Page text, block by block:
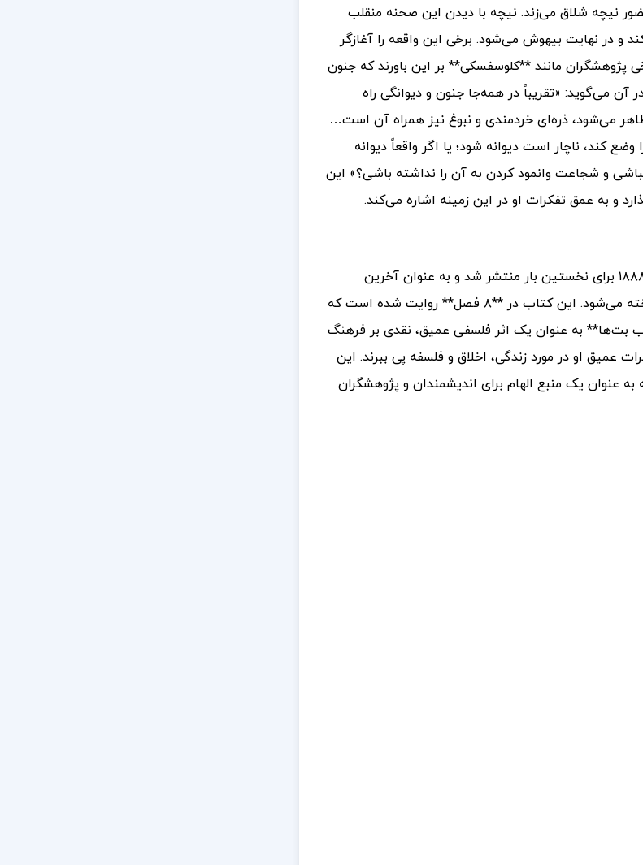
نیچه شلاق می‌زند. نیچه با دیدن این صحنه منقلب
در نهایت بیهوش می‌شود. برخی این واقعه را آغازگر
پژوهشگران مانند **کلوسفسکی** بر این باورند که جنون
می‌گوید: «تقریباً در همه‌جا جنون و دیوانگی راه
می‌شود، ذره‌ای خردمندی و نبوغ نیز همراه آن است…
کند، ناچار است دیوانه شود؛ یا اگر واقعاً دیوانه
و شجاعت وانمود کردن به آن را نداشته باشی؟» این
و به عمق تفکرات او در این زمینه اشاره می‌کند.
کتاب غروب بت‌ها (Twilight of the Idols) اثر فردریش نیچه، در سال ۱۸۸۸ برای نخستین بار منتشر شد و به عنوان آخرین
نوشته‌ی نیچه پیش از مرگش، به عنوان بهترین و پخته‌ترین اثر او شناخته می‌شود. این کتاب در **۸ فصل** روایت شده است که
به عنوان یک اثر فلسفی عمیق، نقدی بر فرهنگ
عمیق او در مورد زندگی، اخلاق و فلسفه پی ببرند. این
عنوان یک منبع الهام برای اندیشمندان و پژوهشگران